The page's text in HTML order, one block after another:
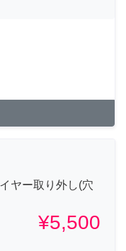
ヤー取り外し(穴
¥5,500